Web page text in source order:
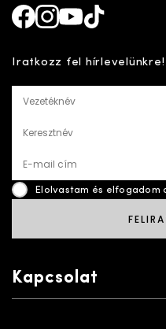
Iratkozz fel hírlevelünkre!
Vezetéknév
Keresztnév
E-mail cím
Elolvastam és elfogadom
Kapcsolat